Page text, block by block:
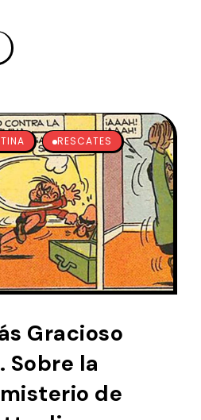
RESCATES
Gracioso
Sobre la
de